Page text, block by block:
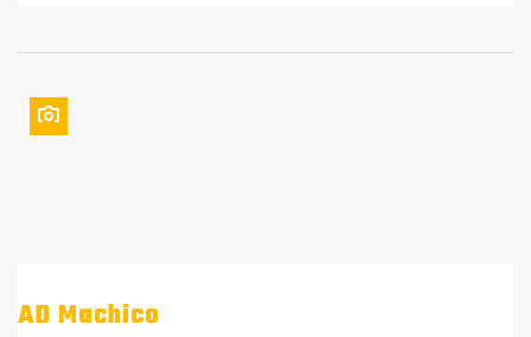
AD Machico